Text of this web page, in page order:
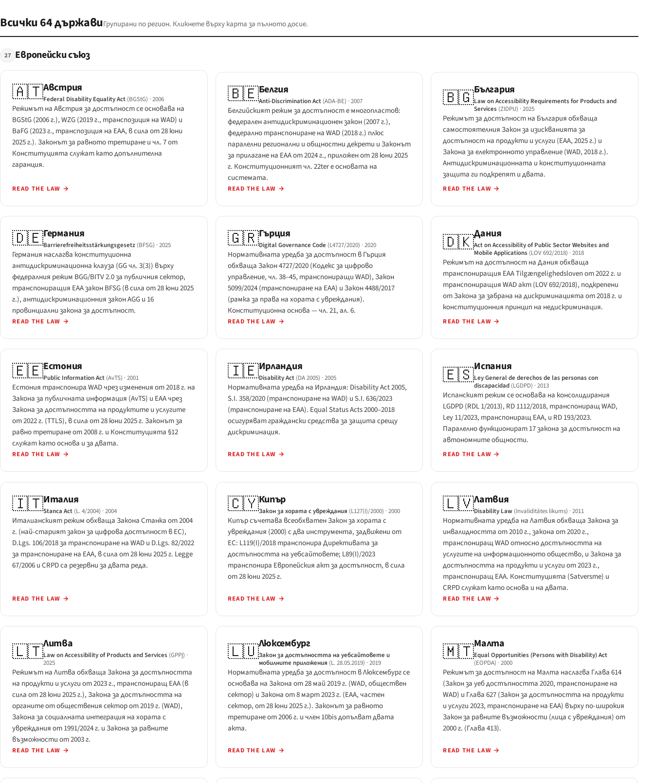
Всички 64 държавиГрупирани по регион. Кликнете върху карта за пълното досие.
27 Европейски съюз
🇦🇹Австрия
Federal Disability Equality Act (BGStG) · 2006
Режимът на Австрия за достъпност се основава на
BGStG (2006 г.), WZG (2019 г., транспозиция на WAD) и
BaFG (2023 г., транспозиция на EAA, в сила от 28 юни
2025 г.). Законът за равното третиране и чл. 7 от
Конституцията служат като допълнителна
гаранция.
READ THE LAW →
🇧🇪Белгия
Anti-Discrimination Act (ADA-BE) · 2007
Белгийският режим за достъпност е многопластов:
федерален антидискриминационен закон (2007 г.),
федерално транспониране на WAD (2018 г.) плюс
паралелни регионални и общностни декрети и Законът
за прилагане на EAA от 2024 г., приложен от 28 юни 2025
г. Конституционният чл. 22ter е основата на
системата.
READ THE LAW →
🇧🇬България
Law on Accessibility Requirements for Products and
Services (ZIDPU) · 2025
Режимът за достъпност на България обхваща
самостоятелния Закон за изискванията за
достъпност на продукти и услуги (EAA, 2025 г.) и
Закона за електронното управление (WAD, 2018 г.).
Антидискриминационната и конституционната
защита ги подкрепят и двата.
READ THE LAW →
🇩🇪Германия
Barrierefreiheitsstärkungsgesetz (BFSG) · 2025
Германия наслагва конституционна
антидискриминационна клауза (GG чл. 3(3)) върху
федералния режим BGG/BITV 2.0 за публичния сектор,
транспониращия EAA закон BFSG (в сила от 28 юни 2025
г.), антидискриминационния закон AGG и 16
провинциални закона за достъпност.
READ THE LAW →
🇬🇷Гърция
Digital Governance Code (L4727/2020) · 2020
Нормативната уредба за достъпност в Гърция
обхваща Закон 4727/2020 (Кодекс за цифрово
управление, чл. 38–45, транспониращи WAD), Закон
5099/2024 (транспониране на EAA) и Закон 4488/2017
(рамка за права на хората с увреждания).
Конституционна основа — чл. 21, ал. 6.
READ THE LAW →
🇩🇰Дания
Act on Accessibility of Public Sector Websites and
Mobile Applications (LOV 692/2018) · 2018
Режимът на достъпност на Дания обхваща
транспониращия EAA Tilgængelighedsloven от 2022 г. и
транспониращия WAD акт (LOV 692/2018), подкрепени
от Закона за забрана на дискриминацията от 2018 г. и
конституционния принцип на недискриминация.
READ THE LAW →
🇪🇪Естония
Public Information Act (AvTS) · 2001
Естония транспонира WAD чрез изменения от 2018 г. на
Закона за публичната информация (AvTS) и EAA чрез
Закона за достъпността на продуктите и услугите
от 2022 г. (TTLS), в сила от 28 юни 2025 г. Законът за
равно третиране от 2008 г. и Конституцията §12
служат като основа и за двата.
READ THE LAW →
🇮🇪Ирландия
Disability Act (DA 2005) · 2005
Нормативната уредба на Ирландия: Disability Act 2005,
S.I. 358/2020 (транспониране на WAD) и S.I. 636/2023
(транспониране на EAA). Equal Status Acts 2000–2018
осигуряват граждански средства за защита срещу
дискриминация.
READ THE LAW →
🇪🇸Испания
Ley General de derechos de las personas con
discapacidad (LGDPD) · 2013
Испанският режим се основава на консолидирания
LGDPD (RDL 1/2013), RD 1112/2018, транспониращ WAD,
Ley 11/2023, транспониращ EAA, и RD 193/2023.
Паралелно функционират 17 закона за достъпност на
автономните общности.
READ THE LAW →
🇮🇹Италия
Stanca Act (L. 4/2004) · 2004
Италианският режим обхваща Закона Станка от 2004
г. (най-старият закон за цифрова достъпност в ЕС),
D.Lgs. 106/2018 за транспониране на WAD и D.Lgs. 82/2022
за транспониране на EAA, в сила от 28 юни 2025 г. Legge
67/2006 и CRPD са резервни за двата реда.
READ THE LAW →
🇨🇾Кипър
Закон за хората с увреждания (L127(I)/2000) · 2000
Кипър съчетава всеобхватен Закон за хората с
увреждания (2000) с два инструмента, задвижени от
ЕС: L119(I)/2018 транспонира Директивата за
достъпността на уебсайтовете; L89(I)/2023
транспонира Европейския акт за достъпност, в сила
от 28 юни 2025 г.
READ THE LAW →
🇱🇻Латвия
Disability Law (Invaliditātes likums) · 2011
Нормативната уредба на Латвия обхваща Закона за
инвалидността от 2010 г., закона от 2020 г.,
транспониращ WAD относно достъпността на
услугите на информационното общество, и Закона за
достъпността на продукти и услуги от 2023 г.,
транспониращ EAA. Конституцията (Satversme) и
CRPD служат като основа и на двата.
READ THE LAW →
🇱🇹Литва
Law on Accessibility of Products and Services (GPPĮ) ·
2025
Режимът на Литва обхваща Закона за достъпността
на продукти и услуги от 2023 г., транспониращ EAA (в
сила от 28 юни 2025 г.), Закона за достъпността на
органите от обществения сектор от 2019 г. (WAD),
Закона за социалната интеграция на хората с
увреждания от 1991/2024 г. и Закона за равните
възможности от 2003 г.
READ THE LAW →
🇱🇺Люксембург
Закон за достъпността на уебсайтовете и
мобилните приложения (L. 28.05.2019) · 2019
Нормативната уредба за достъпност в Люксембург се
основава на Закона от 28 май 2019 г. (WAD, обществен
сектор) и Закона от 8 март 2023 г. (EAA, частен
сектор, от 28 юни 2025 г.). Законът за равното
третиране от 2006 г. и член 10bis допълват двата
акта.
READ THE LAW →
🇲🇹Малта
Equal Opportunities (Persons with Disability) Act
(EOPDA) · 2000
Режимът за достъпност на Малта наслагва Глава 614
(Закон за уеб достъпността 2020, транспониране на
WAD) и Глава 627 (Закон за достъпността на продукти
и услуги 2023, транспониране на EAA) върху по-широкия
Закон за равните възможности (лица с увреждания) от
2000 г. (Глава 413).
READ THE LAW →